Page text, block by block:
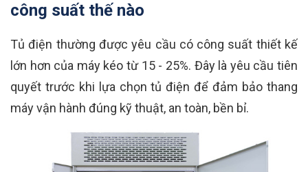
công suất thế nào
Tủ điện thường được yêu cầu có công suất thiết kế
lớn hơn của máy kéo từ 15 - 25%. Đây là yêu cầu tiên
quyết trước khi lựa chọn tủ điện để đảm bảo thang
máy vận hành đúng kỹ thuật, an toàn, bền bỉ.